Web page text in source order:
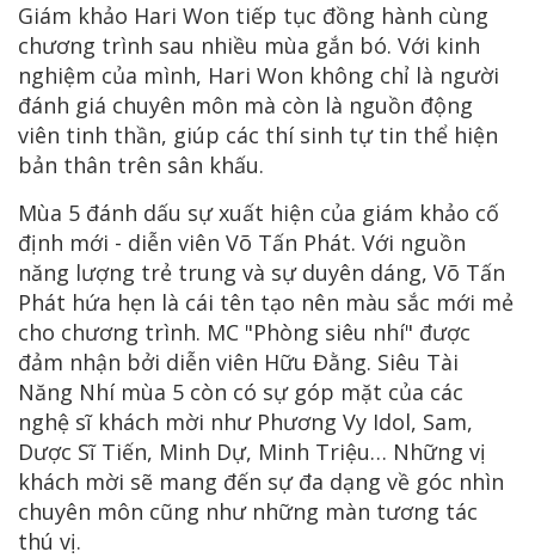
Giám khảo Hari Won tiếp tục đồng hành cùng
chương trình sau nhiều mùa gắn bó. Với kinh
nghiệm của mình, Hari Won không chỉ là người
đánh giá chuyên môn mà còn là nguồn động
viên tinh thần, giúp các thí sinh tự tin thể hiện
bản thân trên sân khấu.
Mùa 5 đánh dấu sự xuất hiện của giám khảo cố
định mới - diễn viên Võ Tấn Phát. Với nguồn
năng lượng trẻ trung và sự duyên dáng, Võ Tấn
Phát hứa hẹn là cái tên tạo nên màu sắc mới mẻ
cho chương trình. MC "Phòng siêu nhí" được
đảm nhận bởi diễn viên Hữu Đằng. Siêu Tài
Năng Nhí mùa 5 còn có sự góp mặt của các
nghệ sĩ khách mời như Phương Vy Idol, Sam,
Dược Sĩ Tiến, Minh Dự, Minh Triệu… Những vị
khách mời sẽ mang đến sự đa dạng về góc nhìn
chuyên môn cũng như những màn tương tác
thú vị.